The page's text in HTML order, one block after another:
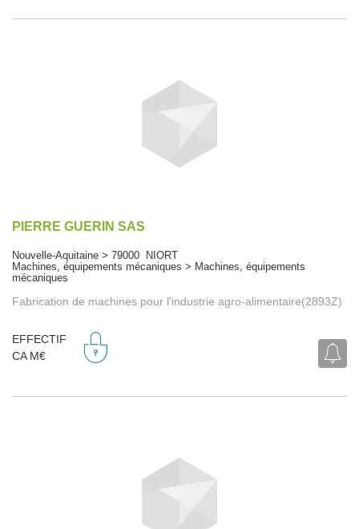
PIERRE GUERIN SAS
Nouvelle-Aquitaine > 79000 NIORT
Machines, équipements mécaniques > Machines, équipements
mécaniques
Fabrication de machines pour l'industrie agro-alimentaire(2893Z)
EFFECTIF
CA M€